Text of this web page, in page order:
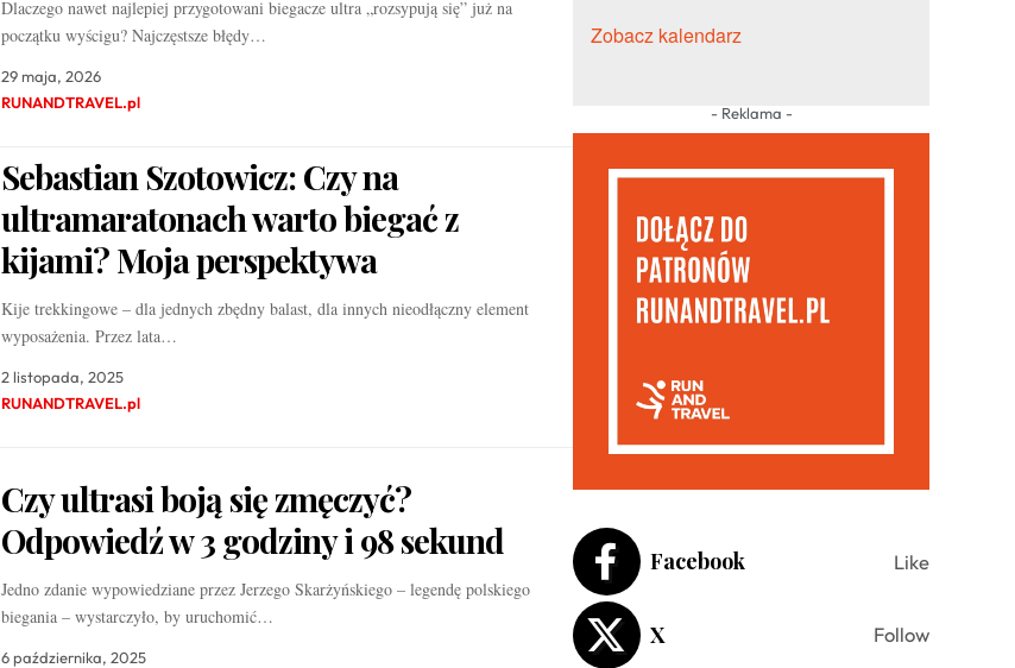
Dlaczego nawet najlepiej przygotowani biegacze ultra „rozsypują się” już na
początku wyścigu? Najczęstsze błędy…
29 maja, 2026
RUNANDTRAVEL.pl
Sebastian Szotowicz: Czy na
ultramaratonach warto biegać z
kijami? Moja perspektywa
Kije trekkingowe – dla jednych zbędny balast, dla innych nieodłączny element
wyposażenia. Przez lata…
2 listopada, 2025
RUNANDTRAVEL.pl
Czy ultrasi boją się zmęczyć?
Odpowiedź w 3 godziny i 98 sekund
Jedno zdanie wypowiedziane przez Jerzego Skarżyńskiego – legendę polskiego
biegania – wystarczyło, by uruchomić…
6 października, 2025
Zobacz kalendarz
- Reklama -
Facebook Like
X Follow